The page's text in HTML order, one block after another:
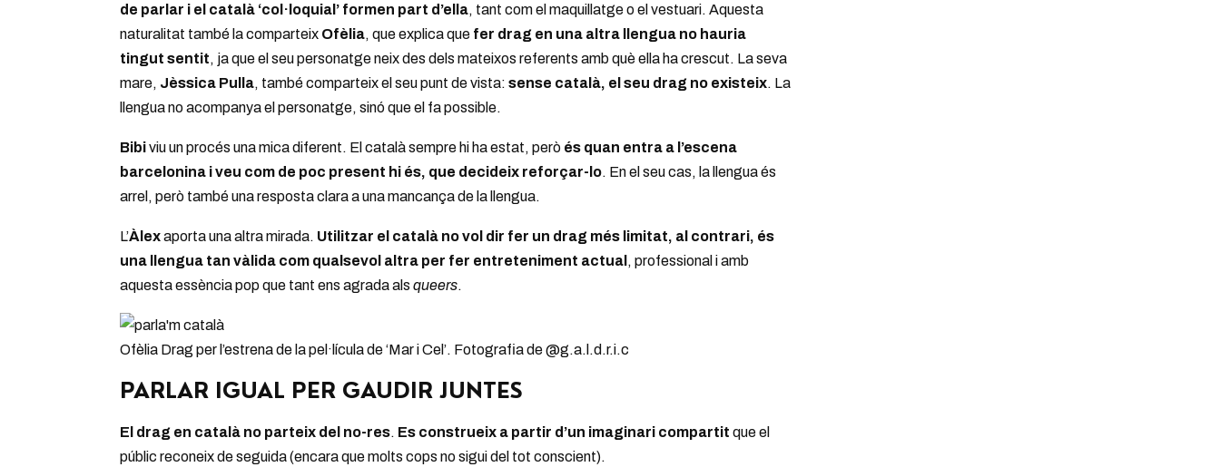
de parlar i el català ‘col·loquial’ formen part d’ella, tant com el maquillatge o el vestuari. Aquesta
naturalitat també la comparteix Ofèlia, que explica que fer drag en una altra llengua no hauria
tingut sentit, ja que el seu personatge neix des dels mateixos referents amb què ella ha crescut. La seva
mare, Jèssica Pulla, també comparteix el seu punt de vista: sense català, el seu drag no existeix. La
llengua no acompanya el personatge, sinó que el fa possible.
Bibiviu un procés una mica diferent. El català sempre hi ha estat, però és quan entra a l’escena
barcelonina i veu com de poc present hi és, que decideix reforçar-lo. En el seu cas, la llengua és
arrel, però també una resposta clara a una mancança de la llengua.
L’Àlexaporta una altra mirada. Utilitzar el català no vol dir fer un drag més limitat, al contrari, és
una llengua tan vàlida com qualsevol altra per fer entreteniment actual , professional i amb
aquesta essència pop que tant ens agrada als queers.
Ofèlia Drag per l’estrena de la pel·lícula de ‘Mar i Cel’. Fotografia de @g.a.l.d.r.i.c
PARLAR IGUAL PER GAUDIR JUNTES
El drag en català no parteix del no-res. Es construeix a partir d’un imaginari compartit que el
públic reconeix de seguida (encara que molts cops no sigui del tot conscient).